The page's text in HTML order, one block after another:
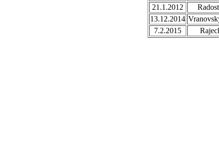
21.1.2012
13.12.2014
7.2.2015